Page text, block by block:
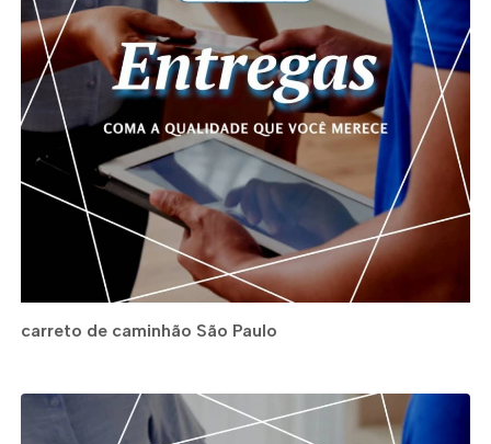
carreto de caminhão São Paulo